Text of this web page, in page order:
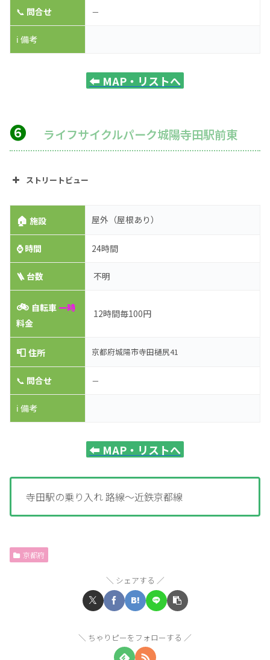
📞 問合せ －
ℹ️ 備考
⬅️ MAP・リストへ
❻ ライフサイクルパーク城陽寺田駅前東
ストリートビュー
🏠施設 屋外（屋根あり）
⌚時間 24時間
🪜 台数 不明
🚲 自転車 一時
料金
12時間毎100円
📮住所 京都府城陽市寺田樋尻41
📞 問合せ －
ℹ️ 備考
⬅️ MAP・リストへ
寺田駅の乗り入れ 路線～近鉄京都線
京都府
シェアする
ちゃりピーをフォローする